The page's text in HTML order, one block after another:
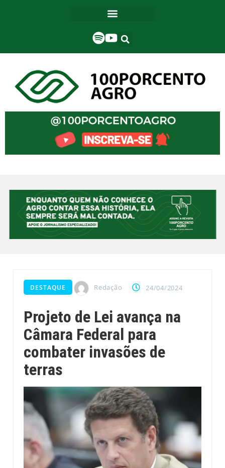
DESTAQUE Redação 24/04/2024
Projeto de Lei avança na
Câmara Federal para
combater invasões de
terras